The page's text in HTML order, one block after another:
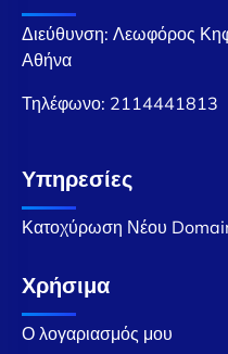
Διεύθυνση: Λεωφόρος
Αθήνα
Τηλέφωνο: 2114441813
Υπηρεσίες
Κατοχύρωση Νέου
Χρήσιμα
Ο λογαριασμός μου